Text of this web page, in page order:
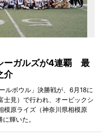
ーガルズが4連覇 最
介
ルボウル」決勝戦が、6月18に
士見）で行われ、オービックシ
模原ライズ（神奈川県相模原
輝いた。